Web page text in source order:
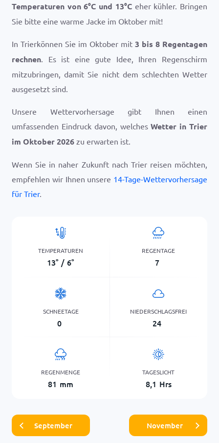
Temperaturen von6°C und 13°Ceher kühler. Bringen
Sie bitte eine warme Jacke im Oktober mit!
In Trierkönnen Sie im Oktober mit 3 bis 8 Regentagen
rechnen. Es ist eine gute Idee, Ihren Regenschirm
mitzubringen, damit Sie nicht dem schlechten Wetter
ausgesetzt sind.
Unsere Wettervorhersage gibt Ihnen einen
umfassenden Eindruck davon, welchesWetter in Trier
im Oktober 2026 zu erwarten ist.
Wenn Sie in naher Zukunft nach Trier reisen möchten,
empfehlen wir Ihnen unsere 14-Tage-Wettervorhersage
für Trier.
TEMPERATUREN
13° / 6°
REGENTAGE
7
SCHNEETAGE
0
NIEDERSCHLAGSFREI
24
REGENMENGE
81 mm
TAGESLICHT
8,1 Hrs
September November